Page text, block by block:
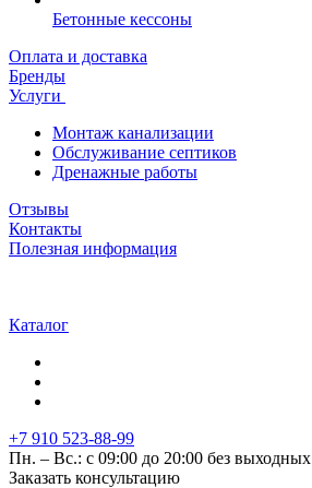
Бетонные кессоны
Оплата и доставка
Бренды
Услуги
Монтаж канализации
Обслуживание септиков
Дренажные работы
Отзывы
Контакты
Полезная информация
Каталог
+7 910 523-88-99
Пн. – Вс.: с 09:00 до 20:00 без выходных
Заказать консультацию